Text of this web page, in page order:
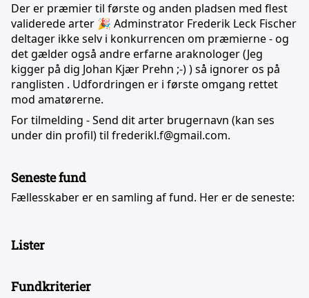
Der er præmier til første og anden pladsen med flest
validerede arter 🎉 Adminstrator Frederik Leck Fischer
deltager ikke selv i konkurrencen om præmierne - og
det gælder også andre erfarne araknologer (Jeg
kigger på dig Johan Kjær Prehn ;-) ) så ignorer os på
ranglisten . Udfordringen er i første omgang rettet
mod amatørerne.
For tilmelding - Send dit arter brugernavn (kan ses
under din profil) til frederikl.f@gmail.com.
Seneste fund
Fællesskaber er en samling af fund. Her er de seneste:
Lister
Fundkriterier